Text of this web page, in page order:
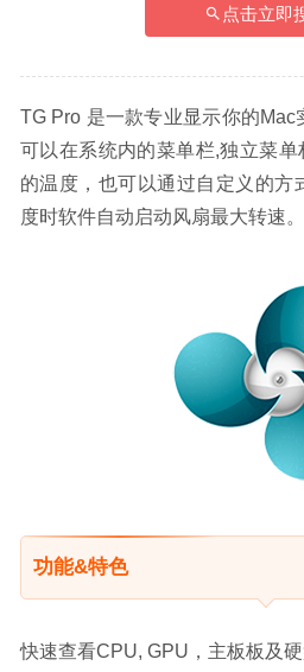
点击立即
TG Pro 是一款专业显示你的
可以在系统内的菜单栏,独立菜
的温度，也可以通过自定义的方
度时软件自动启动风扇最大转速。
功能&特色
快速查看CPU, GPU，主板板及